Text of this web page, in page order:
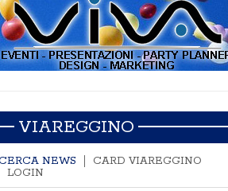
VIAREGGINO
NEWS
CARD VIAREGGINO
LOGIN